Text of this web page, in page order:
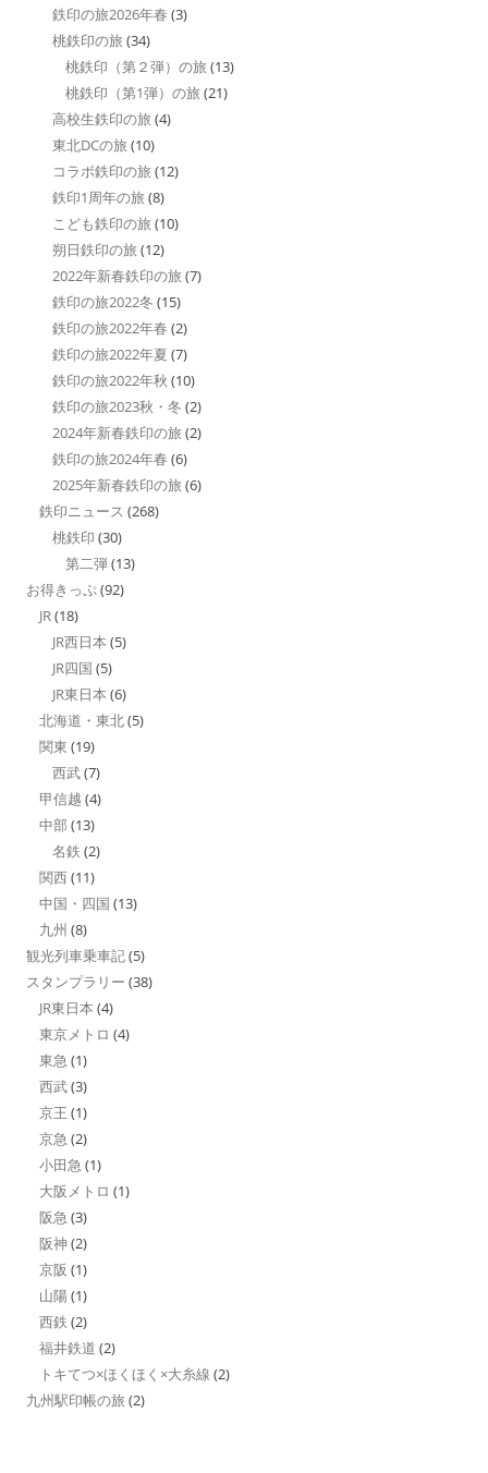
鉄印の旅2026年春 (3)
桃鉄印の旅 (34)
桃鉄印（第２弾）の旅 (13)
桃鉄印（第1弾）の旅 (21)
高校生鉄印の旅 (4)
東北DCの旅 (10)
コラボ鉄印の旅 (12)
鉄印1周年の旅 (8)
こども鉄印の旅 (10)
朔日鉄印の旅 (12)
2022年新春鉄印の旅 (7)
鉄印の旅2022冬 (15)
鉄印の旅2022年春 (2)
鉄印の旅2022年夏 (7)
鉄印の旅2022年秋 (10)
鉄印の旅2023秋・冬 (2)
2024年新春鉄印の旅 (2)
鉄印の旅2024年春 (6)
2025年新春鉄印の旅 (6)
鉄印ニュース (268)
桃鉄印 (30)
第二弾(13)
お得きっぷ(92)
JR(18)
JR西日本 (5)
JR四国 (5)
JR東日本 (6)
北海道・東北(5)
関東 (19)
西武(7)
甲信越 (4)
中部 (13)
名鉄 (2)
関西(11)
中国・四国 (13)
九州 (8)
観光列車乗車記(5)
スタンプラリー (38)
JR東日本 (4)
東京メトロ (4)
東急 (1)
西武(3)
京王 (1)
京急 (2)
小田急 (1)
大阪メトロ (1)
阪急 (3)
阪神 (2)
京阪 (1)
山陽 (1)
西鉄 (2)
福井鉄道 (2)
トキてつ×ほくほく×大糸線 (2)
九州駅印帳の旅 (2)